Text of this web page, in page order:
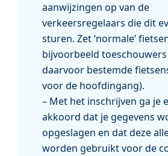
aanwijzingen op van de
verkeersregelaars die dit
sturen. Zet ‘normale’
bijvoorbeeld
daarvoor bestemde
voor de hoofdingang).
– Met het inschrijven ga je
akkoord dat je gegevens
opgeslagen en dat deze
worden gebruikt voor de